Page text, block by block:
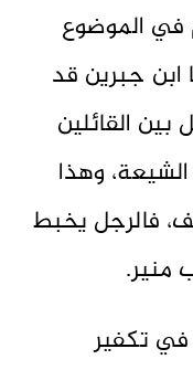
في الموضوع
ابن جبرين قد
القائلين
وهذا
فالرجل يخبط
منير.
في تكفير